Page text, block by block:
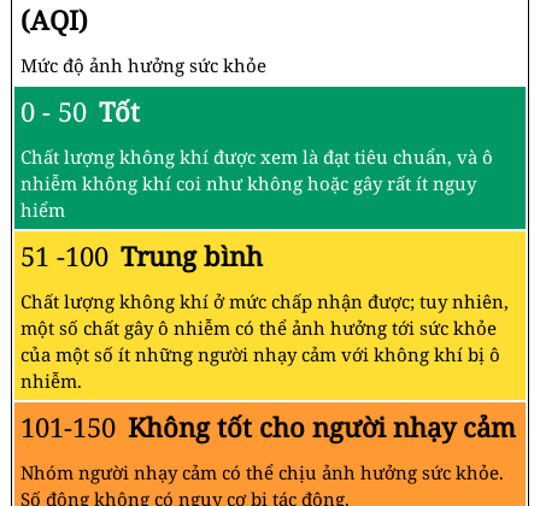
(AQI)
Mức độ ảnh hưởng sức khỏe
0 - 50 Tốt
Chất lượng không khí được xem là đạt tiêu chuẩn, và ô
nhiễm không khí coi như không hoặc gây rất ít nguy
hiểm
51 -100 Trung bình
Chất lượng không khí ở mức chấp nhận được; tuy nhiên,
một số chất gây ô nhiễm có thể ảnh hưởng tới sức khỏe
của một số ít những người nhạy cảm với không khí bị ô
nhiễm.
101-150 Không tốt cho người nhạy cảm
Nhóm người nhạy cảm có thể chịu ảnh hưởng sức khỏe.
Số đông không có nguy cơ bị tác động.